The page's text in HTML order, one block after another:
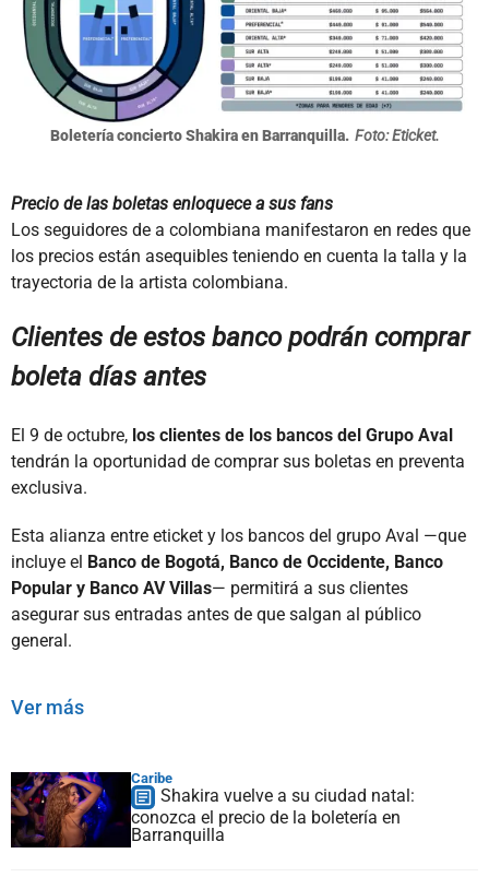
Boletería concierto Shakira en Barranquilla. Foto: Eticket.
Precio de las boletas enloquece a sus fans
Los seguidores de a colombiana manifestaron en redes que
los precios están asequibles teniendo en cuenta la talla y la
trayectoria de la artista colombiana.
Clientes de estos banco podrán comprar
boleta días antes
El 9 de octubre, los clientes de los bancos del Grupo Aval
tendrán la oportunidad de comprar sus boletas en preventa
exclusiva.
Esta alianza entre eticket y los bancos del grupo Aval —que
incluye el Banco de Bogotá, Banco de Occidente, Banco
Popular y Banco AV Villas— permitirá a sus clientes
asegurar sus entradas antes de que salgan al público
general.
Ver más
Caribe
Shakira vuelve a su ciudad natal:
conozca el precio de la boletería en
Barranquilla